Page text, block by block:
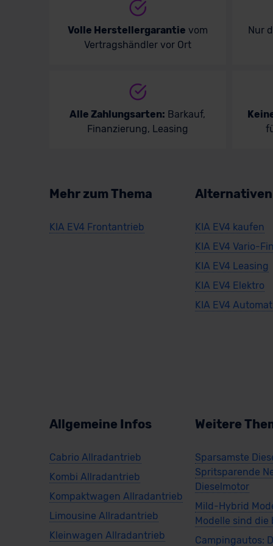
Volle Herstellergarantie vom
Vertragshändler vor Ort
Nur
Alle Zahlungsarten: Barkauf,
Finanzierung, Leasing
Mehr zum Thema
KIA EV4 Frontantrieb
Alternativen
KIA EV4 kaufen
KIA EV4 Vario-
KIA EV4 Leasing
KIA EV4 Elektro
KIA EV4
Allgemeine Infos
Cabrio Allradantrieb
Kombi Allradantrieb
Kompaktwagen Allradantrieb
Limousine Allradantrieb
Kleinwagen Allradantrieb
Weitere
Sparsamste
Spritsparende
Dieselmotor
Mild-Hybrid
Modelle sind die
Campingautos: